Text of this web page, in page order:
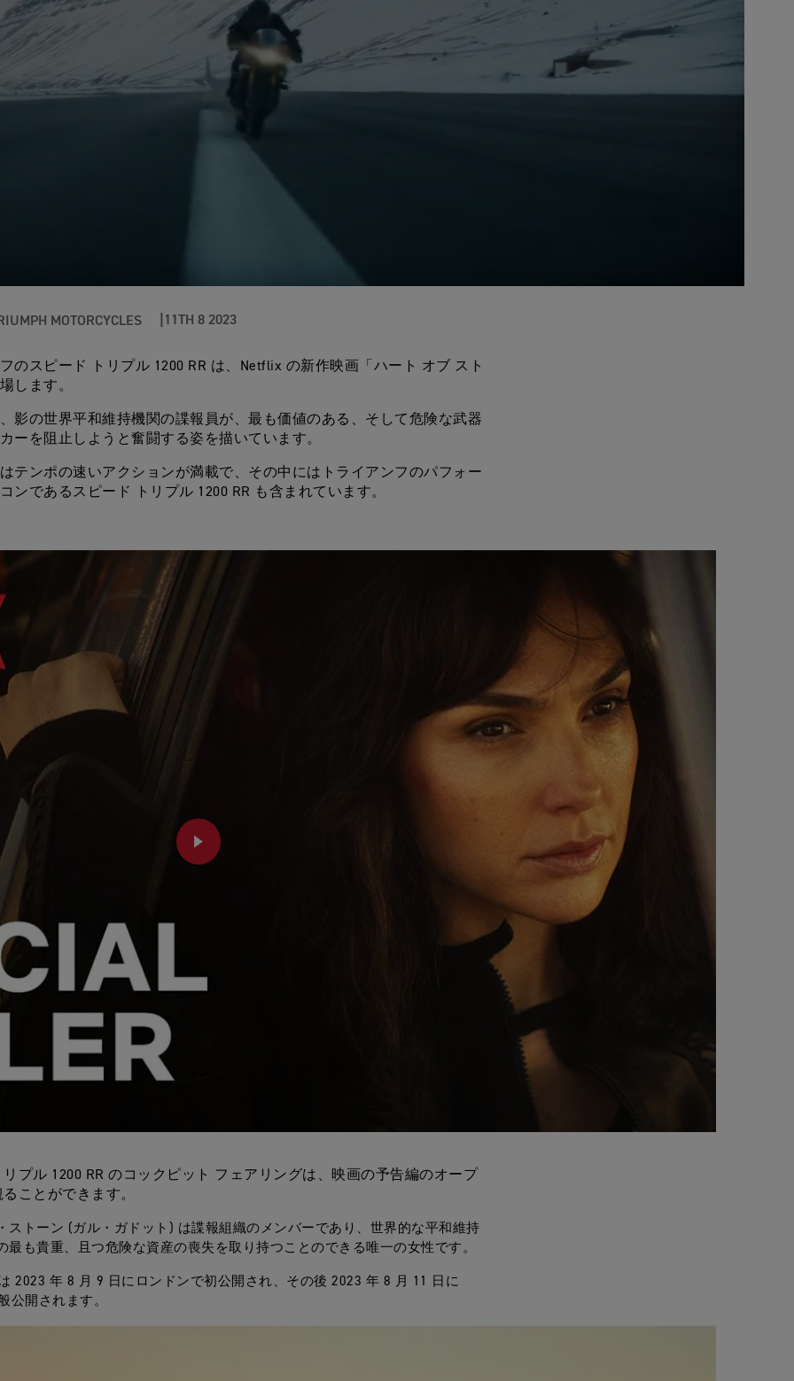
MOTORCYCLES 11TH 8 2023
のスピード トリプル 1200 RR は、Netflix の新作映画「ハート オブ スト
します。
影の世界平和維持機関の諜報員が、最も価値のある、そして危険な武器
ーを阻止しようと奮闘する姿を描いています。
テンポの速いアクションが満載で、その中にはトライアンフのパフォー
ンであるスピード トリプル 1200 RR も含まれています。
PLAY
プル 1200 RR のコックピット フェアリングは、映画の予告編のオープ
ことができます。
ストーン (ガル・ガドット) は諜報組織のメンバーであり、世界的な平和維持
最も貴重、且つ危険な資産の喪失を取り持つことのできる唯一の女性です。
2023 年 8 月 9 日にロンドンで初公開され、その後 2023 年 8 月 11 日に
公開されます。